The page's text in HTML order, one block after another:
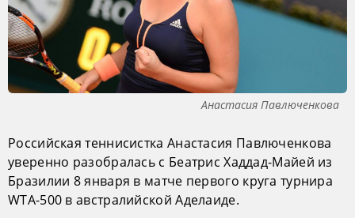
Анастасия Павлюченкова
Российская теннисистка Анастасия Павлюченкова
уверенно разобралась с Беатрис Хаддад-Майей из
Бразилии 8 января в матче первого круга турнира
WTA-500 в австралийской Аделаиде.